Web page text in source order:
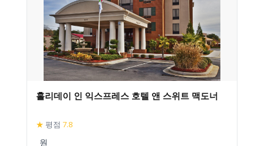
홀리데이 인 익스프레스 호텔 앤 스위트 맥도너
★ 평점 7.8